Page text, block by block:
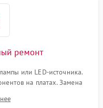
ремонт
или LED-источника.
на платах. Замена
нового цветового
поляризационных